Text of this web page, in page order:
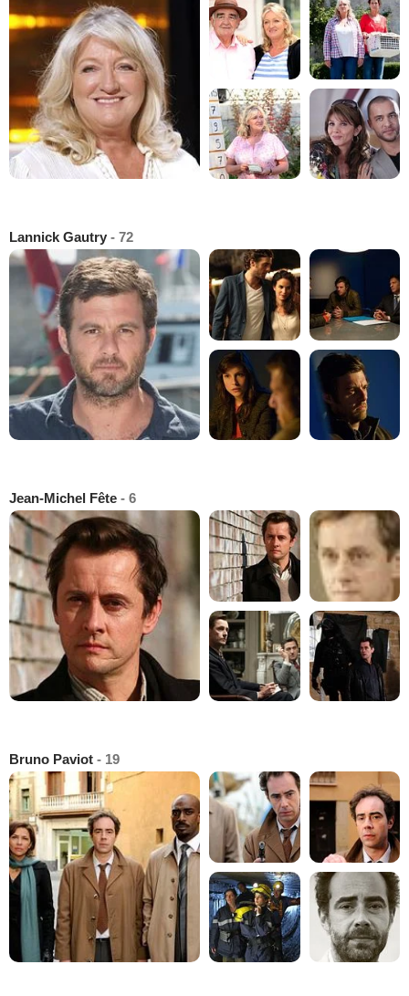
Lannick Gautry - 72
Jean-Michel Fête - 6
Bruno Paviot - 19